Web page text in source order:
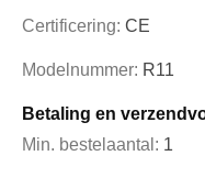
Certificering: CE
Modelnummer: R11
Betaling en
Min. bestelaantal: 1